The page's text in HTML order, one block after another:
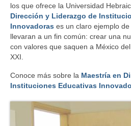
los que ofrece la Universidad
Dirección y Liderazgo de
Innovadoras es un claro ejemplo
llevaran a un fin común: crear una
con valores que saquen a México
XXI.
Conoce más sobre la Maestría en
Instituciones Educativas